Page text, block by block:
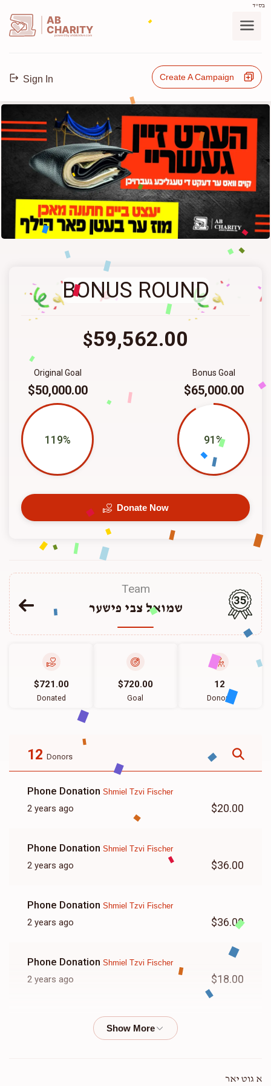
בס"ד
AB
CHARITY
powerd by ahblicklive.com
Sign In Create A Campaign
BONUS ROUND
$59,562.00
Bonus Goal
$65,000.00
91%
Original Goal
$50,000.00
119%
Donate Now
Team
שמואל צבי פישער
35
$721.00
Donated
$720.00
Goal
12
Donors
12 Donors
Phone Donation Shmiel Tzvi Fischer
2 years ago $20.00
Phone Donation Shmiel Tzvi Fischer
2 years ago $36.00
Phone Donation Shmiel Tzvi Fischer
2 years ago $36.00
Phone Donation Shmiel Tzvi Fischer
2 years ago $18.00
Phone DonationShmiel Tzvi Fischer
א גוט יאר